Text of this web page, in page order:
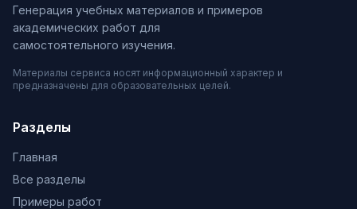
Генерация учебных материалов и примеров
академических работ для
самостоятельного изучения.
Материалы сервиса носят информационный характер и
предназначены для образовательных целей.
Разделы
Главная
Все разделы
Примеры работ